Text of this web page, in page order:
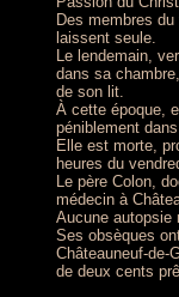
Des membres
laissent seule.
Le lendemain,
dans sa
de son lit.
À cette époque,
péniblement
Elle est morte,
heures du
Le père Colon,
médecin à
Aucune autopsie
Ses obsèques
Châteauneuf-de-
de deux cents